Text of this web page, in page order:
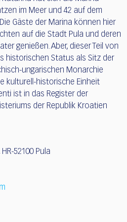
im Meer und 42 auf dem
Gäste der Marina können hier
auf die Stadt Pula und deren
genießen. Aber, dieser Teil von
historischen Status als Sitz der
ungarischen Monarchie
kulturell-historische Einheit
ist in das Register der
der Republik Kroatien
52100 Pula